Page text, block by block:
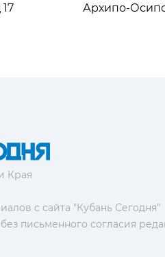
Архипо-
Края
с сайта "Кубань Сегодня"
письменного согласия